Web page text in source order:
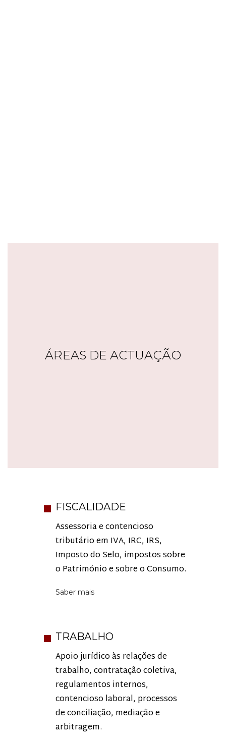
ÁREAS DE ACTUAÇÃO
FISCALIDADE
Assessoria e contencioso
tributário em IVA, IRC, IRS,
Imposto do Selo, impostos sobre
o Património e sobre o Consumo.
Saber mais
TRABALHO
Apoio jurídico às relações de
trabalho, contratação coletiva,
regulamentos internos,
contencioso laboral, processos
de conciliação, mediação e
arbitragem.